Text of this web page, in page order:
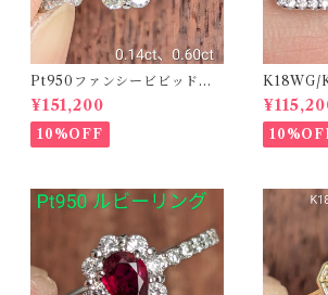
Pt950ファンシービビッドオ
レンジィイエローダイヤリン
グ D 0.144ct D 0.60ct【PR
O208782】
¥151,200
10%OFF
K18WG/
ルーダイ
8939】